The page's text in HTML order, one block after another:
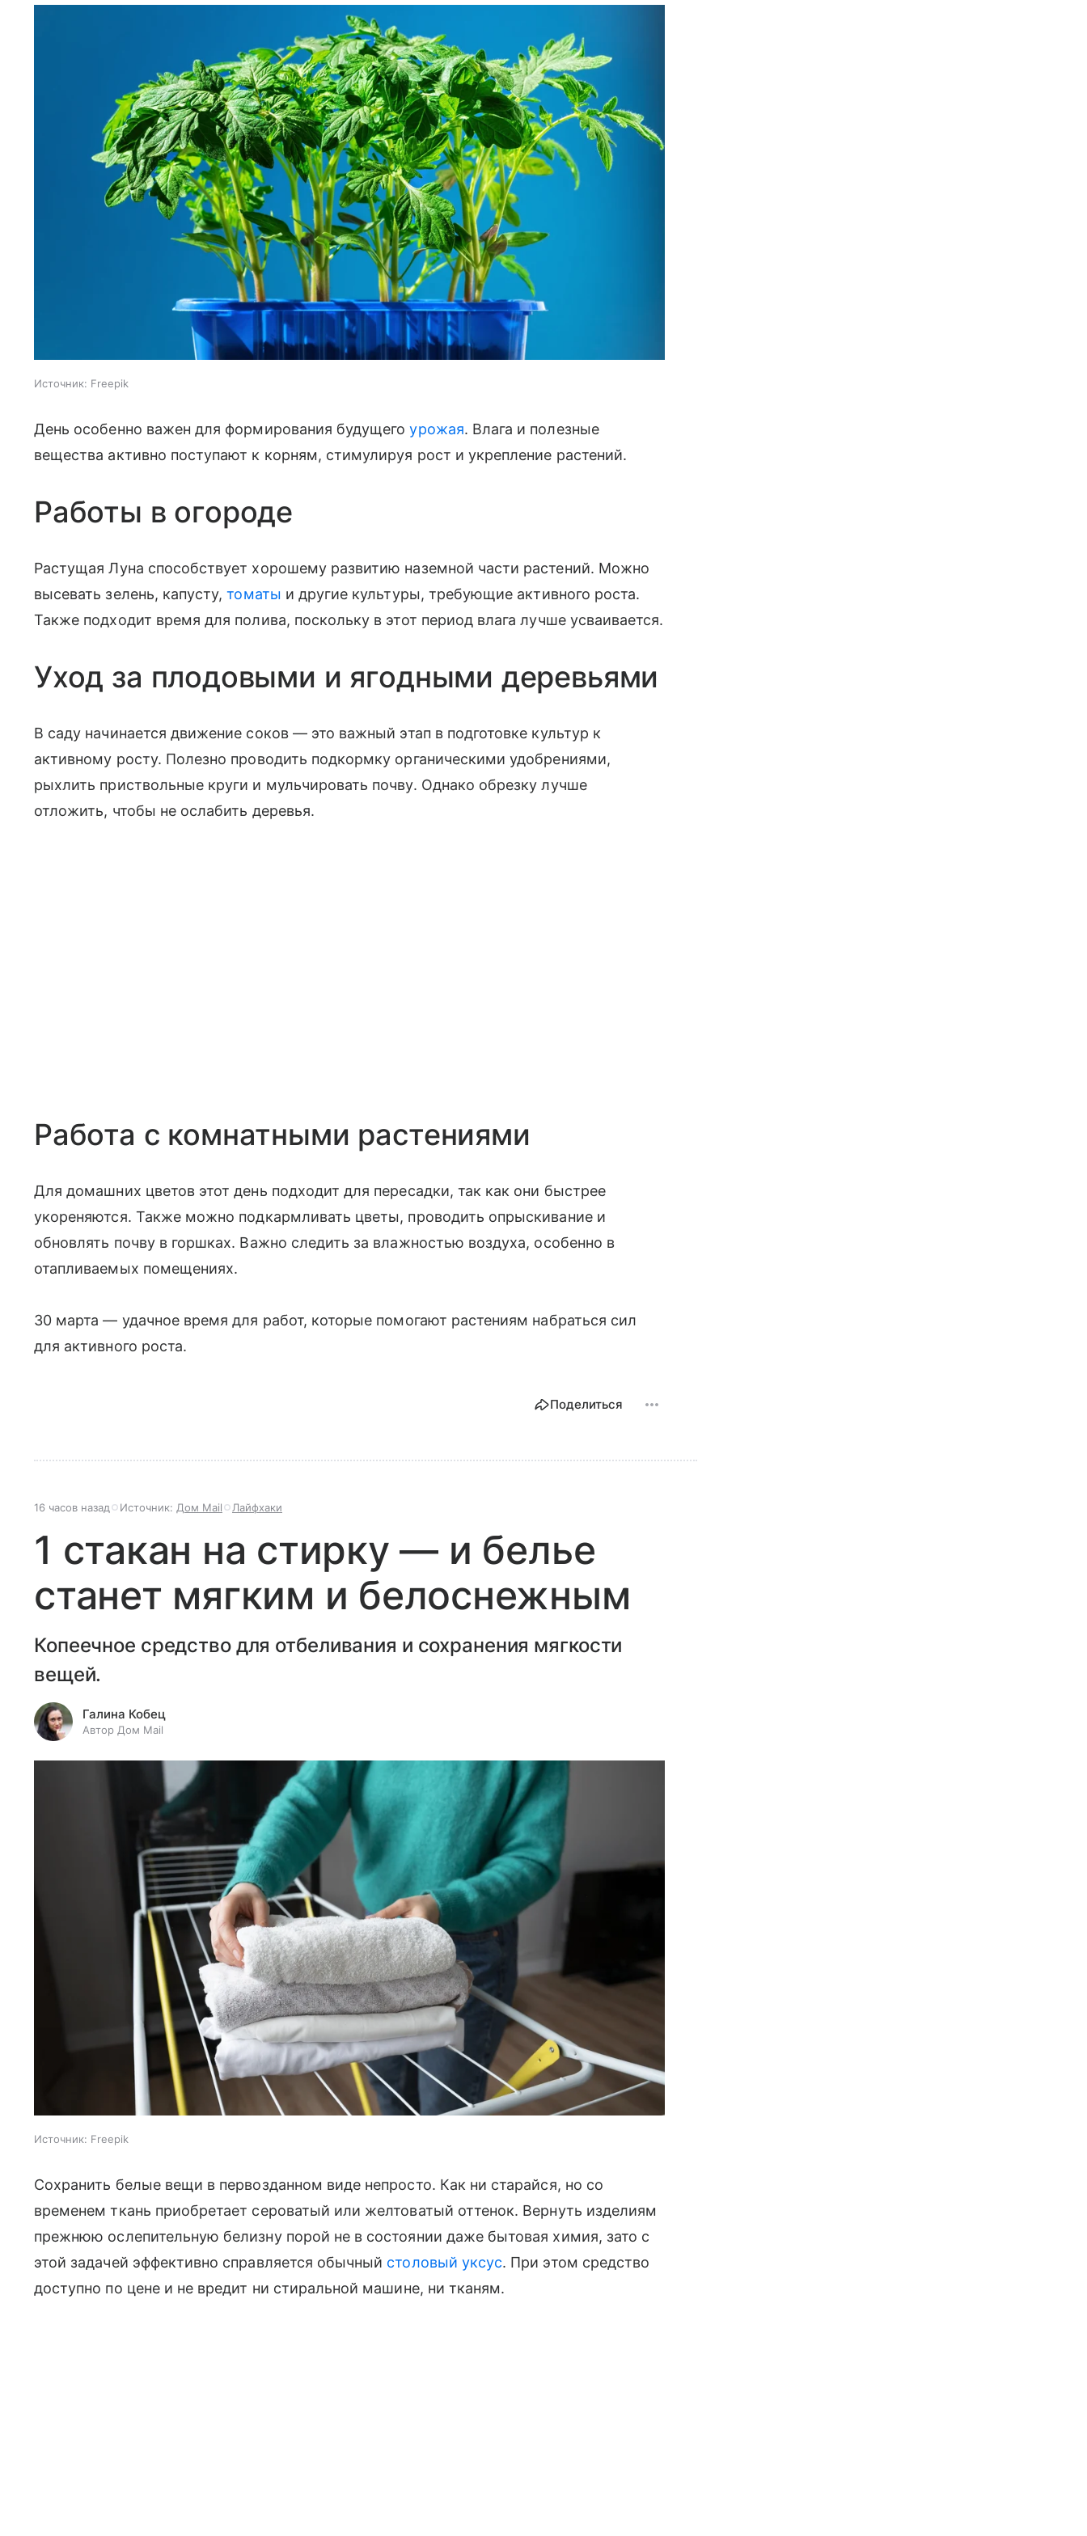
Источник: Freepik
День особенно важен для формирования будущегоурожая. Влага и полезные
вещества активно поступают к корням, стимулируя рост и укрепление растений.
Работы в огороде
Растущая Луна способствует хорошему развитию наземной части растений. Можно
высевать зелень, капусту,томаты и другие культуры, требующие активного роста.
Также подходит время для полива, поскольку в этот период влага лучше усваивается.
Уход за плодовыми и ягодными деревьями
В саду начинается движение соков — это важный этап в подготовке культур к
активному росту. Полезно проводить подкормку органическими удобрениями,
рыхлить приствольные круги и мульчировать почву. Однако обрезку лучше
отложить, чтобы не ослабить деревья.
Работа с комнатными растениями
Для домашних цветов этот день подходит для пересадки, так как они быстрее
укореняются. Также можно подкармливать цветы, проводить опрыскивание и
обновлять почву в горшках. Важно следить за влажностью воздуха, особенно в
отапливаемых помещениях.
30 марта — удачное время для работ, которые помогают растениям набраться сил
для активного роста.
Поделиться
16 часов назад Источник: Дом Mail Лайфхаки
1 стакан на стирку — и белье
станет мягким и белоснежным
Копеечное средство для отбеливания и сохранения мягкости
вещей.
Галина Кобец
Автор Дом Mail
Источник: Freepik
Сохранить белые вещи в первозданном виде непросто. Как ни старайся, но со
временем ткань приобретает сероватый или желтоватый оттенок. Вернуть изделиям
прежнюю ослепительную белизну порой не в состоянии даже бытовая химия, зато с
этой задачей эффективно справляется обычный столовый уксус. При этом средство
доступно по цене и не вредит ни стиральной машине, ни тканям.